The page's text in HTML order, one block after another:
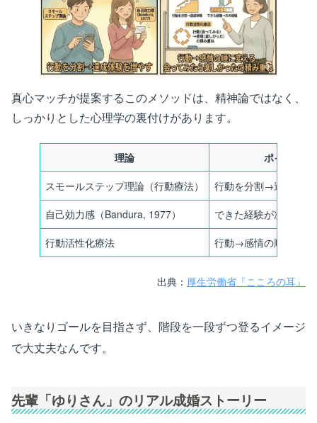
真心マッチが提案するこのメソッドは、精神論ではなく、
しっかりとした心理学の裏付けがあります。
理論
ポイント
スモールステップ理論（行動療法）
行動を分割→達成体験
自己効力感（Bandura, 1977）
できた経験が次の挑戦
行動活性化療法
行動→感情の順に変え
出典： 厚生労働省『こころの耳』
いきなりゴールを目指さず、階段を一段ずつ登るイメージ
で大丈夫なんです。
先輩「ゆりさん」のリアル成婚ストーリー